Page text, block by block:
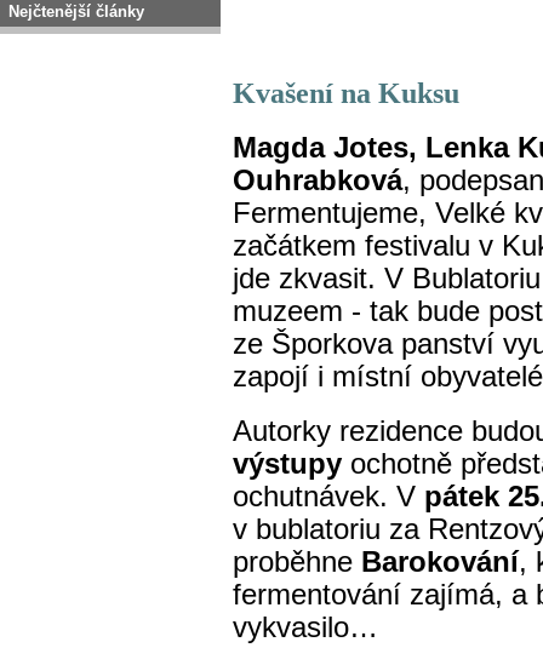
Nejčtenější články
Kvašení na Kuksu
Magda Jotes, Lenka
Ouhrabková,
Fermentujeme, Velké
začátkem festivalu v
jde zkvasit. V
muzeem - tak bude
ze Šporkova panství
zapojí i místní
Autorky rezidence
výstupy ochotně
ochutnávek. V pátek
v bublatoriu za
proběhne Barokování,
fermentování zajímá, a
vykvasilo…